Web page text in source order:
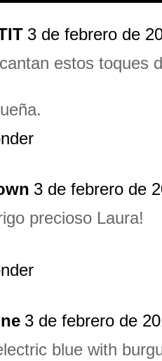
3 de febrero de
estos toques
3 de febrero de
precioso Laura!
3 de febrero de
blue with